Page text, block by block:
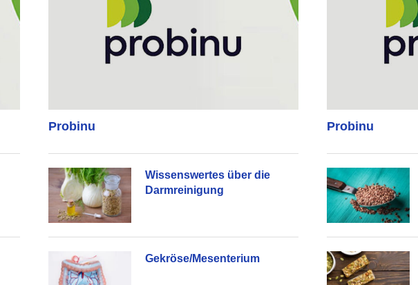
Probinu
Wissenswertes über die
Darmreinigung
Gekröse/Mesenterium
Probinu